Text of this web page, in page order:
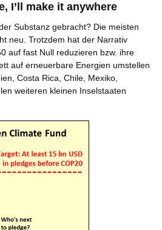
I’ll make it anywhere
Substanz gebracht? Die meisten
neu. Trotzdem hat der Narrativ
auf fast Null reduzieren bzw. ihre
auf erneuerbare Energien umstellen
Costa Rica, Chile, Mexiko,
weiteren kleinen Inselstaaten